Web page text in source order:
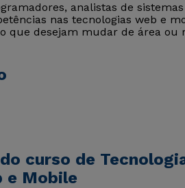
analistas de
nas tecnologias web e
que desejam mudar de área ou
curso de
e Mobile